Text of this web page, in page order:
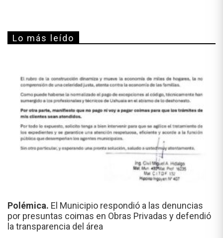
Lo más leído
Polémica. El Municipio respondió a las denuncias
por presuntas coimas en Obras Privadas y defendió
la transparencia del área